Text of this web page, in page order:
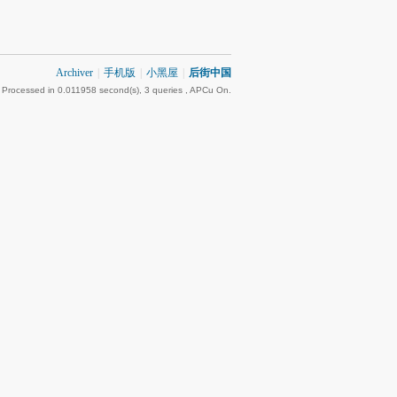
Archiver 手机版 小黑屋 后街中国
Processed in 0.011958 second(s), 3 queries , APCu On.